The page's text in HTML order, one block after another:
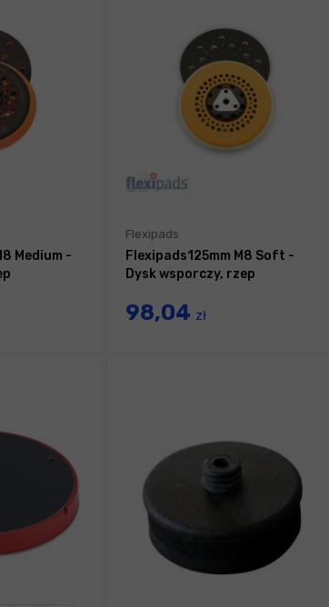
Medium -
Flexipads
Flexipads125mm M8 Soft -
Dysk wsporczy, rzep
98,04 zł